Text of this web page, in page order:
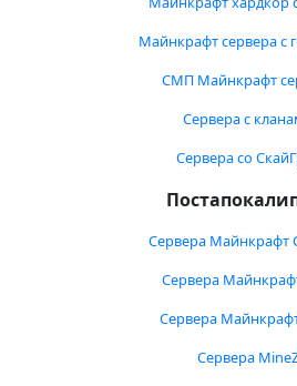
Майнкрафт сервера с
СМП Майнкрафт
Сервера с
Сервера со
Сервера Майнкрафт
Сервера
Сервера
Сервера